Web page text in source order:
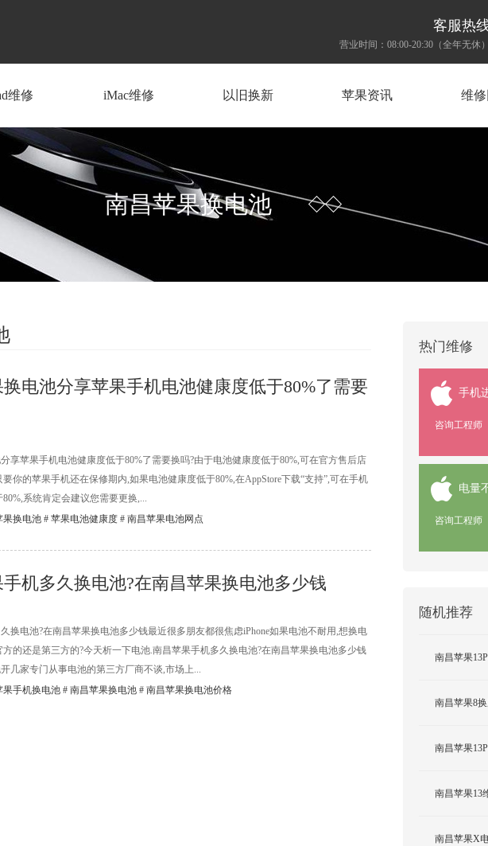
客服热
营业时间：08:00-20:30（全年无休）
维修 iMac维修 以旧换新 苹果资讯 维
南昌苹果换电池
电池分享苹果手机电池健康度低于80%了需要
享苹果手机电池健康度低于80%了需要换吗?由于电池健康度低于80%,可在官方售后店
你的苹果手机还在保修期内,如果电池健康度低于80%,在AppStore下载“支持”,可在手机
系统肯定会建议您需要更换,...
果换电池 # 苹果电池健康度 # 南昌苹果电池网点
机多久换电池?在南昌苹果换电池多少钱
换电池?在南昌苹果换电池多少钱最近很多朋友都很焦虑iPhone如果电池不耐用,想换电
的还是第三方的?今天析一下电池.南昌苹果手机多久换电池?在南昌苹果换电池多少钱
几家专门从事电池的第三方厂商不谈,市场上...
果手机换电池 # 南昌苹果换电池 # 南昌苹果换电池价格
热门维修
手机
咨询工程师
电量
咨询工程师
随机推荐
南昌苹果
南昌苹果8
南昌苹果
南昌苹果13
南昌苹果X